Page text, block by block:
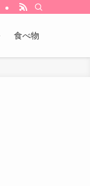
食べ物